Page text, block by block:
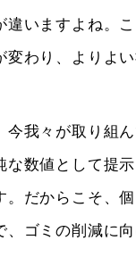
違いますよね。
変わり、よりよ
今我々が取り組ん
な数値として提
。だからこそ、
、ゴミの削減に